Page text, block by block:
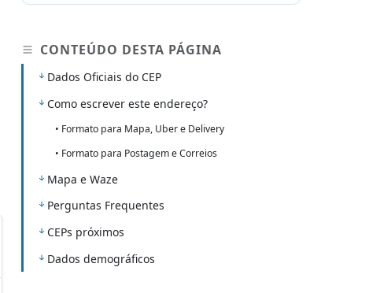
CONTEÚDO DESTA PÁGINA
Dados Oficiais do CEP
Como escrever este endereço?
• Formato para Mapa, Uber e Delivery
• Formato para Postagem e Correios
Mapa e Waze
Perguntas Frequentes
CEPs próximos
Dados demográficos